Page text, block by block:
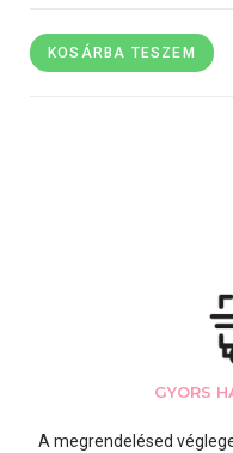
KOSÁRBA TESZEM
GYORS
A megrendelésed